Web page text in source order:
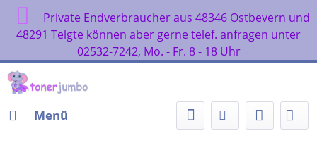
Private Endverbraucher aus 48346 Ostbevern und
48291 Telgte können aber gerne telef. anfragen unter
02532-7242, Mo. - Fr. 8 - 18 Uhr
Menü